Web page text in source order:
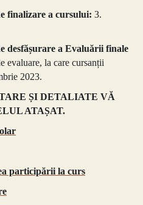
finalizare a cursului: 3.
desfășurare a Evaluării finale
evaluare, la care cursanții
2023.
ȘI DETALIATE VĂ
ATAȘAT.
participării la curs